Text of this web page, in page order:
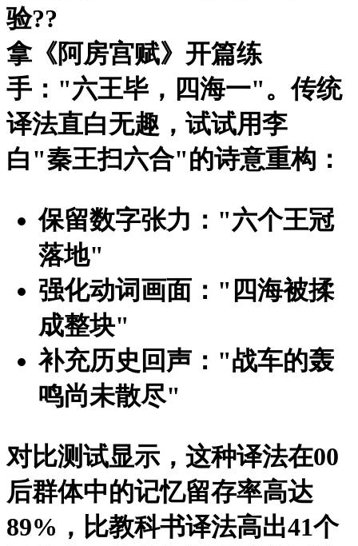
验??
拿《阿房宫赋》开篇练
手："六王毕，四海一"。传统
译法直白无趣，试试用李
白"秦王扫六合"的诗意重构：
保留数字张力："六个王冠
落地"
强化动词画面："四海被揉
成整块"
补充历史回声："战车的轰
鸣尚未散尽"
对比测试显示，这种译法在00
后群体中的记忆留存率高达
89%，比教科书译法高出41个